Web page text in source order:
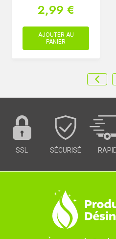
2,99 €
AJOUTER AU
PANIER
SSL SÉCURISÉ